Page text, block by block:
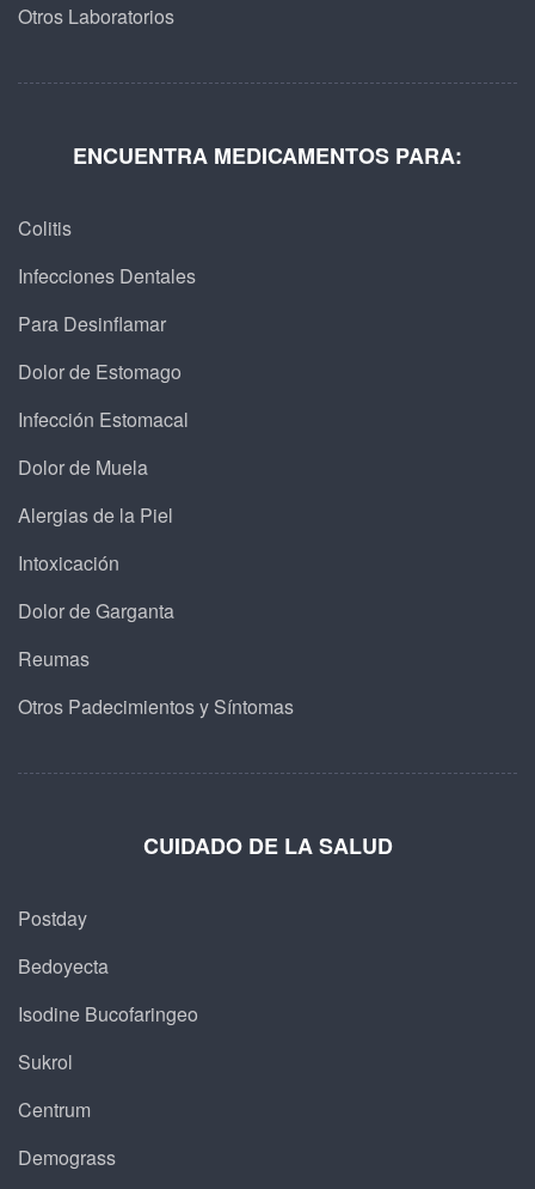
Otros Laboratorios
ENCUENTRA MEDICAMENTOS PARA:
Colitis
Infecciones Dentales
Para Desinflamar
Dolor de Estomago
Infección Estomacal
Dolor de Muela
Alergias de la Piel
Intoxicación
Dolor de Garganta
Reumas
Otros Padecimientos y Síntomas
CUIDADO DE LA SALUD
Postday
Bedoyecta
Isodine Bucofaringeo
Sukrol
Centrum
Demograss